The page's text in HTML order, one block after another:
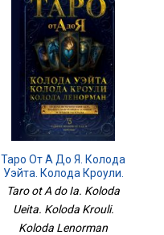
Таро От А До Я. Колода
Уэйта. Колода Кроули.
Колода Ленорман
Taro ot A do Ia. Koloda
Ueita. Koloda Krouli.
Koloda Lenorman